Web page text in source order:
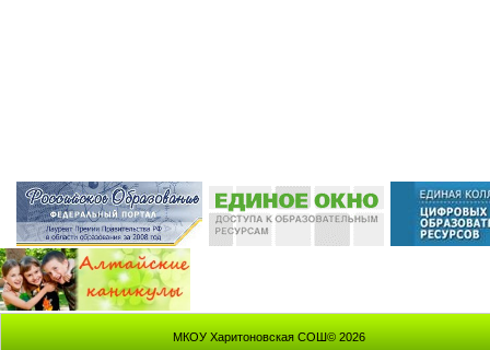
МКОУ Харитоновская СОШ© 2026